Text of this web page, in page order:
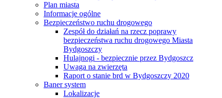
Plan miasta
Informacje ogólne
Bezpieczeństwo ruchu drogowego
Zespół do działań na rzecz poprawy
bezpieczeństwa ruchu drogowego Miasta
Bydgoszczy
Hulajnogi - bezpiecznie przez Bydgoszcz
Uwaga na zwierzęta
Raport o stanie brd w Bydgoszczy 2020
Baner system
Lokalizacje